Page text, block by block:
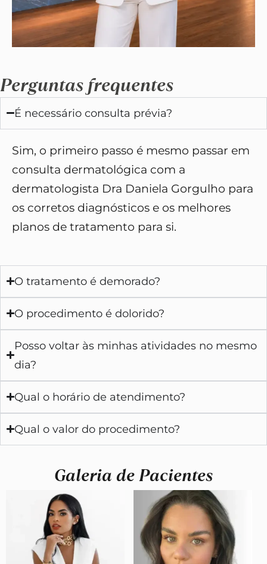
Perguntas frequentes
É necessário consulta prévia?
Sim, o primeiro passo é mesmo passar em
consulta dermatológica com a
dermatologista Dra Daniela Gorgulho para
os corretos diagnósticos e os melhores
planos de tratamento para si.
O tratamento é demorado?
O procedimento é dolorido?
Posso voltar às minhas atividades no mesmo
dia?
Qual o horário de atendimento?
Qual o valor do procedimento?
Galeria de Pacientes